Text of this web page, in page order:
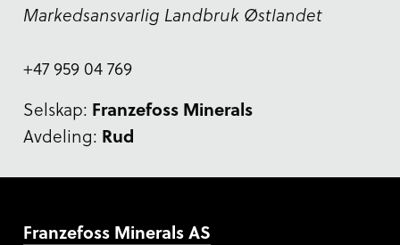
Markedsansvarlig Landbruk Østlandet
+47 959 04 769
Selskap: Franzefoss Minerals
Avdeling: Rud
Franzefoss Minerals AS